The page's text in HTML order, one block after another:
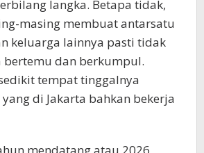
langka. Betapa tidak,
masing membuat antarsatu
keluarga lainnya pasti tidak
bertemu dan berkumpul.
tempat tinggalnya
di Jakarta bahkan bekerja